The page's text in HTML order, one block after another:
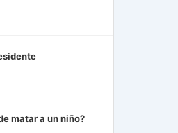
matar a un niño?